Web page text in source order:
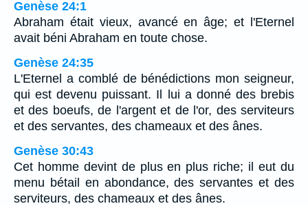
Genèse 24:1
Abraham était vieux, avancé en âge; et l'Eternel
avait béni Abraham en toute chose.
Genèse 24:35
L'Eternel a comblé de bénédictions mon seigneur,
qui est devenu puissant. Il lui a donné des brebis
et des boeufs, de l'argent et de l'or, des serviteurs
et des servantes, des chameaux et des ânes.
Genèse 30:43
Cet homme devint de plus en plus riche; il eut du
menu bétail en abondance, des servantes et des
serviteurs, des chameaux et des ânes.